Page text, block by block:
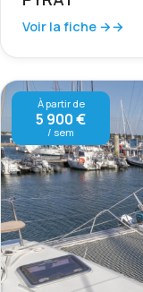
Voir la fiche →
À partir de
5 900 €
/ sem